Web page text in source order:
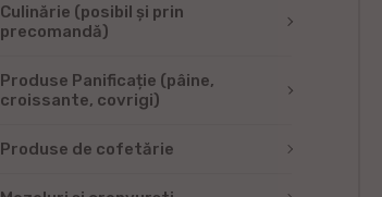
Culinărie (posibil și prin
precomandă)
Produse Panificație (pâine,
croissante, covrigi)
Produse de cofetărie